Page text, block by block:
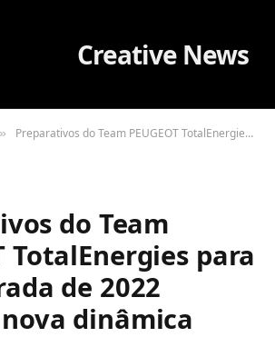
» Preparativos do Team PEUGEOT TotalEnergies para a temporada de 2022 ganham nova dinâmica
do Team
TotalEnergies para
de 2022
dinâmica